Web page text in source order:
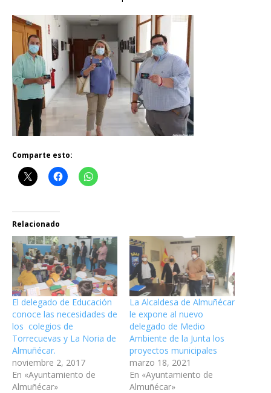
Comparte esto:
Relacionado
El delegado de Educación
conoce las necesidades de
los colegios de
Torrecuevas y La Noria de
Almuñécar.
noviembre 2, 2017
En «Ayuntamiento de
Almuñécar»
La Alcaldesa de Almuñécar
le expone al nuevo
delegado de Medio
Ambiente de la Junta los
proyectos municipales
marzo 18, 2021
En «Ayuntamiento de
Almuñécar»